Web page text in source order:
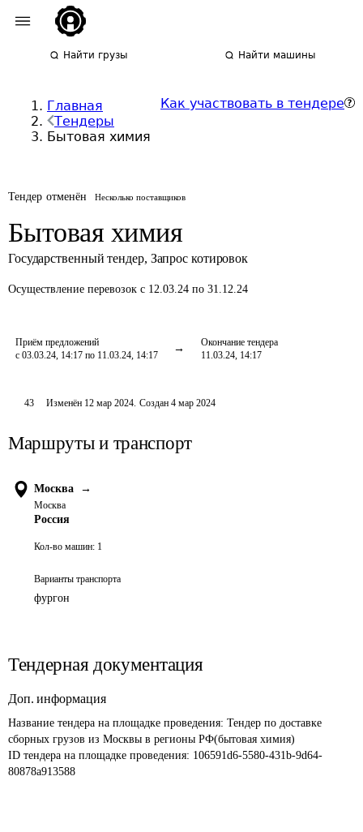
Найти грузы Найти машины
Главная
Тендеры
Бытовая химия
Как участвовать в тендере
Тендер отменён Несколько поставщиков
Бытовая химия
Государственный тендер, Запрос котировок
Осуществление перевозок с 12.03.24 по 31.12.24
Приём предложений
с 03.03.24, 14:17 по 11.03.24, 14:17
Окончание тендера
11.03.24, 14:17
43 Изменён 12 мар 2024. Создан 4 мар 2024
Маршруты и транспорт
Москва →
Москва
Россия
Кол-во машин: 1
Варианты транспорта
фургон
Тендерная документация
Доп. информация
Название тендера на площадке проведения: Тендер по доставке
сборных грузов из Москвы в регионы РФ(бытовая химия)
ID тендера на площадке проведения: 106591d6-5580-431b-9d64-
80878a913588